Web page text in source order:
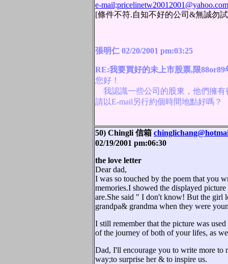
e-
[條件不符.自知不好的公司&無誠勿
張明仁 02/20/2001 pm:03:25
RE:我要買好的未上市股票,限88or89
您好！
我認識一些公司的股東，他們擁有
請以E-mail另行約個時間地點好嗎？
50) Chingli 信箱
02/19/2001 pm:06:30
the love letter
Dear dad,
I was so touched by the poem that you
memories.I showed the displayed
are.She said " I don't know! But the girl
grandpa& grandma when they were
I still remember that the picture was
of the journey of both of your lifes, as
Dad, I'll encourage you to write more to
way;to surprise her & to inspire us.